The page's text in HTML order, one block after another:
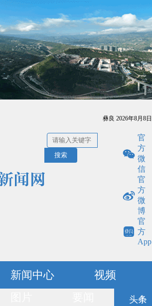
彝良 2026年8月8日
搜索
官
方
微
信
官
方
微
博
官
方
App
新闻中心
视频
头条